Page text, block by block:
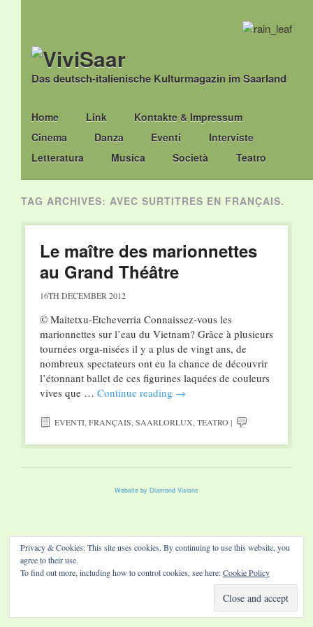
Das deutsch-italienische Kulturmagazin im Saarland
Main menu
Skip
to
content
Home Link
Kontakte & Impressum
Cinema
Danza Eventi
Interviste
Letteratura
Musica Società Teatro
TAG ARCHIVES: AVEC SURTITRES EN FRANÇAIS.
Le maître des marionnettes
au Grand Théâtre
16TH DECEMBER 2012
© Maitetxu-Etcheverria Connaissez-vous les
marionnettes sur l’eau du Vietnam? Grâce à plusieurs
tournées orga-nisées il y a plus de vingt ans, de
nombreux spectateurs ont eu la chance de découvrir
l’étonnant ballet de ces figurines laquées de couleurs
vives que … Continue reading →
EVENTI,FRANÇAIS,SAARLORLUX,TEATRO|
Website by Diamond Visions
Privacy & Cookies: This site uses cookies. By continuing to use this website, you
agree to their use.
To find out more, including how to control cookies, see here:Cookie Policy